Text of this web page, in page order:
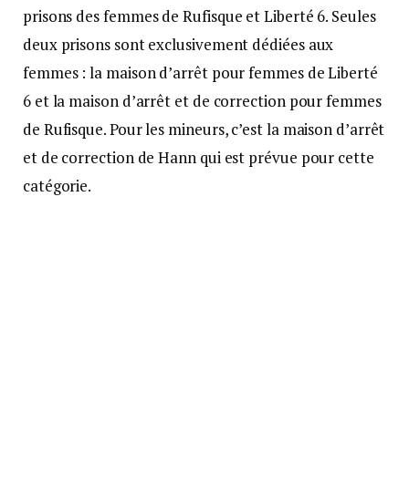
prisons des femmes de Rufisque et Liberté 6. Seules
deux prisons sont exclusivement dédiées aux
femmes : la maison d’arrêt pour femmes de Liberté
6 et la maison d’arrêt et de correction pour femmes
de Rufisque. Pour les mineurs, c’est la maison d’arrêt
et de correction de Hann qui est prévue pour cette
catégorie.